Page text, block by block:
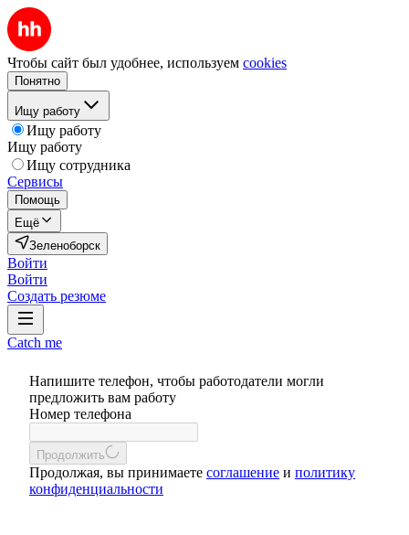
Чтобы сайт был удобнее, используем cookies
Понятно
Ищу работу
Ищу работу
Ищу работу
Ищу сотрудника
Сервисы
Помощь
Ещё
Зеленоборск
Войти
Войти
Создать резюме
Catch me
Напишите телефон, чтобы работодатели могли
предложить вам работу
Номер телефона
Продолжить
Продолжая, вы принимаете соглашение и политику
конфиденциальности